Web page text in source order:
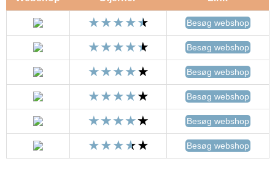
Besøg webshop
Besøg webshop
Besøg webshop
Besøg webshop
Besøg webshop
Besøg webshop